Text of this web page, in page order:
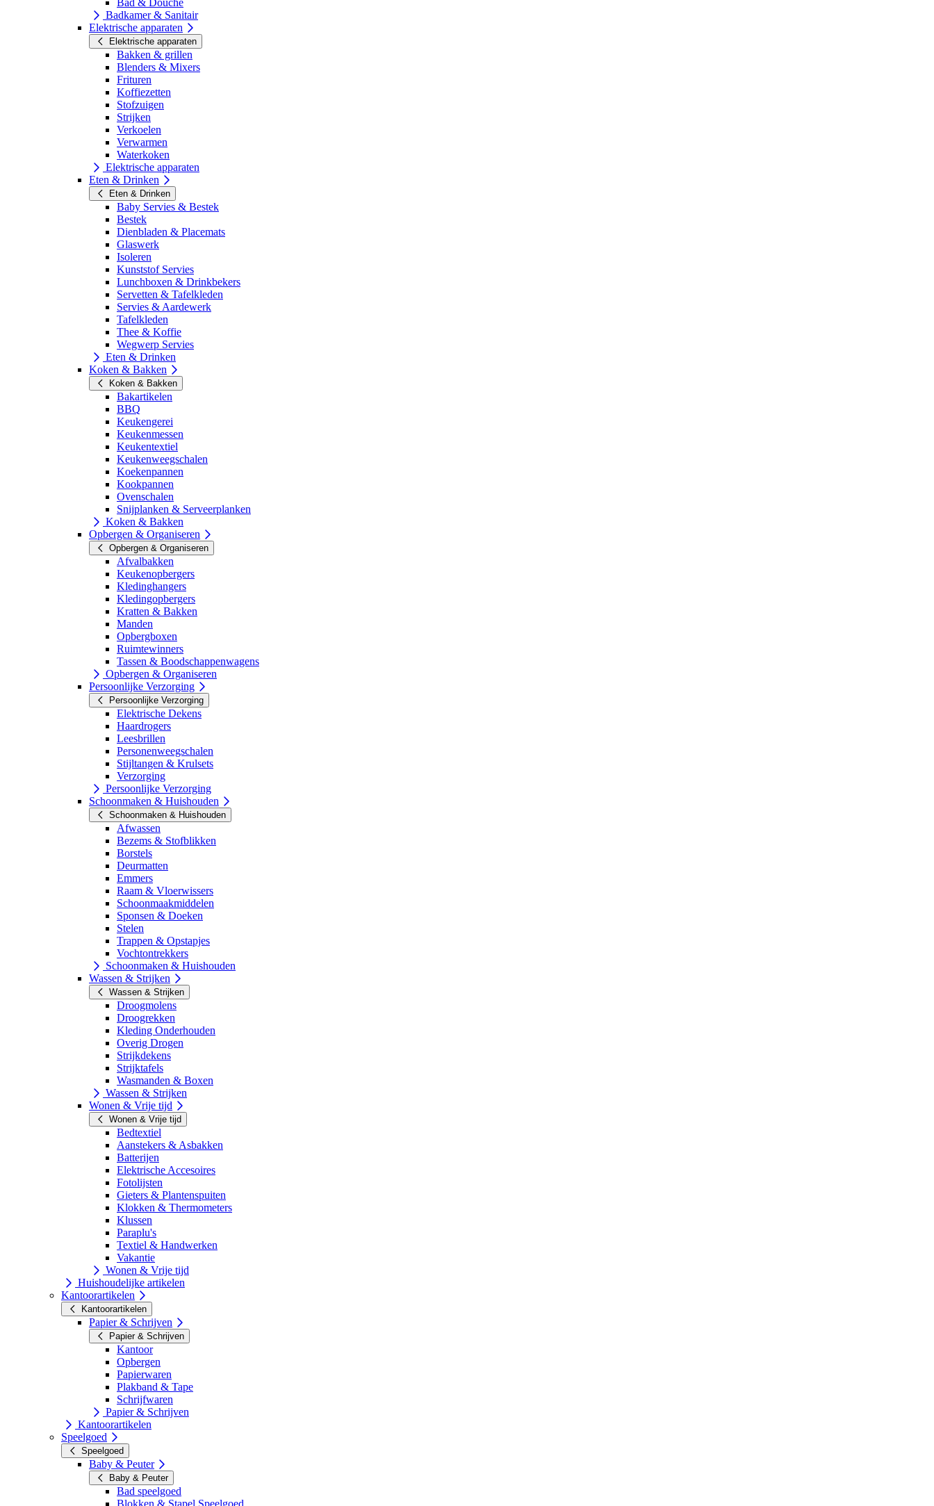
Bad & Douche
Badkamer & Sanitair
Elektrische apparaten
Elektrische apparaten
Bakken & grillen
Blenders & Mixers
Frituren
Koffiezetten
Stofzuigen
Strijken
Verkoelen
Verwarmen
Waterkoken
Elektrische apparaten
Eten & Drinken
Eten & Drinken
Baby Servies & Bestek
Bestek
Dienbladen & Placemats
Glaswerk
Isoleren
Kunststof Servies
Lunchboxen & Drinkbekers
Servetten & Tafelkleden
Servies & Aardewerk
Tafelkleden
Thee & Koffie
Wegwerp Servies
Eten & Drinken
Koken & Bakken
Koken & Bakken
Bakartikelen
BBQ
Keukengerei
Keukenmessen
Keukentextiel
Keukenweegschalen
Koekenpannen
Kookpannen
Ovenschalen
Snijplanken & Serveerplanken
Koken & Bakken
Opbergen & Organiseren
Opbergen & Organiseren
Afvalbakken
Keukenopbergers
Kledinghangers
Kledingopbergers
Kratten & Bakken
Manden
Opbergboxen
Ruimtewinners
Tassen & Boodschappenwagens
Opbergen & Organiseren
Persoonlijke Verzorging
Persoonlijke Verzorging
Elektrische Dekens
Haardrogers
Leesbrillen
Personenweegschalen
Stijltangen & Krulsets
Verzorging
Persoonlijke Verzorging
Schoonmaken & Huishouden
Schoonmaken & Huishouden
Afwassen
Bezems & Stofblikken
Borstels
Deurmatten
Emmers
Raam & Vloerwissers
Schoonmaakmiddelen
Sponsen & Doeken
Stelen
Trappen & Opstapjes
Vochtontrekkers
Schoonmaken & Huishouden
Wassen & Strijken
Wassen & Strijken
Droogmolens
Droogrekken
Kleding Onderhouden
Overig Drogen
Strijkdekens
Strijktafels
Wasmanden & Boxen
Wassen & Strijken
Wonen & Vrije tijd
Wonen & Vrije tijd
Bedtextiel
Aanstekers & Asbakken
Batterijen
Elektrische Accesoires
Fotolijsten
Gieters & Plantenspuiten
Klokken & Thermometers
Klussen
Paraplu's
Textiel & Handwerken
Vakantie
Wonen & Vrije tijd
Huishoudelijke artikelen
Kantoorartikelen
Kantoorartikelen
Papier & Schrijven
Papier & Schrijven
Kantoor
Opbergen
Papierwaren
Plakband & Tape
Schrijfwaren
Papier & Schrijven
Kantoorartikelen
Speelgoed
Speelgoed
Baby & Peuter
Baby & Peuter
Bad speelgoed
Blokken & Stapel Speelgoed